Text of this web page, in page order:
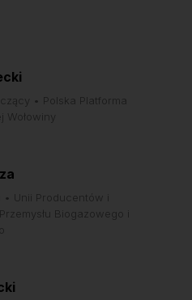
• Polska Platforma
Wołowiny
• Unii Producentów i
Biogazowego i